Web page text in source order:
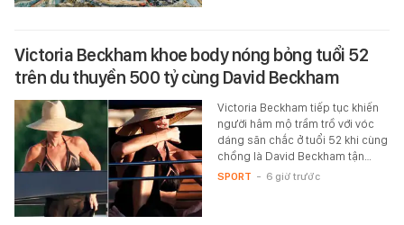
Victoria Beckham khoe body nóng bỏng tuổi 52
trên du thuyền 500 tỷ cùng David Beckham
Victoria Beckham tiếp tục khiến
người hâm mộ trầm trồ với vóc
dáng săn chắc ở tuổi 52 khi cùng
chồng là David Beckham tận…
SPORT - 6 giờ trước